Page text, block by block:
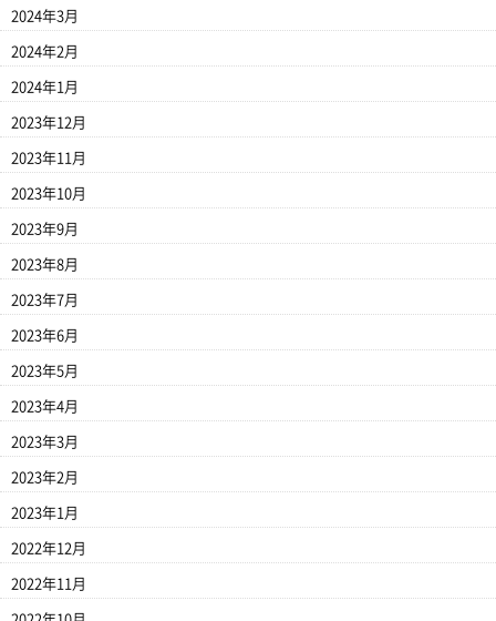
2024年3月
2024年2月
2024年1月
2023年12月
2023年11月
2023年10月
2023年9月
2023年8月
2023年7月
2023年6月
2023年5月
2023年4月
2023年3月
2023年2月
2023年1月
2022年12月
2022年11月